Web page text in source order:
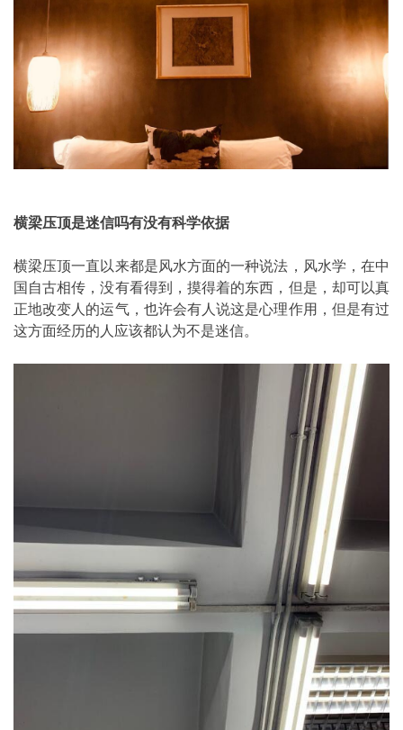
横梁压顶是迷信吗有没有科学依据
横梁压顶一直以来都是风水方面的一种说法，风水学，在中
国自古相传，没有看得到，摸得着的东西，但是，却可以真
正地改变人的运气，也许会有人说这是心理作用，但是有过
这方面经历的人应该都认为不是迷信。